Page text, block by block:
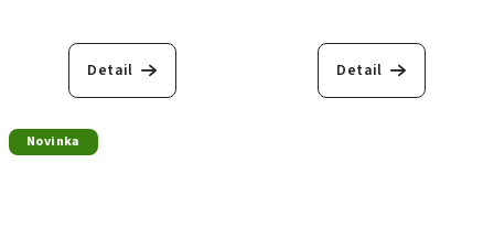
Detail Detail
Novinka